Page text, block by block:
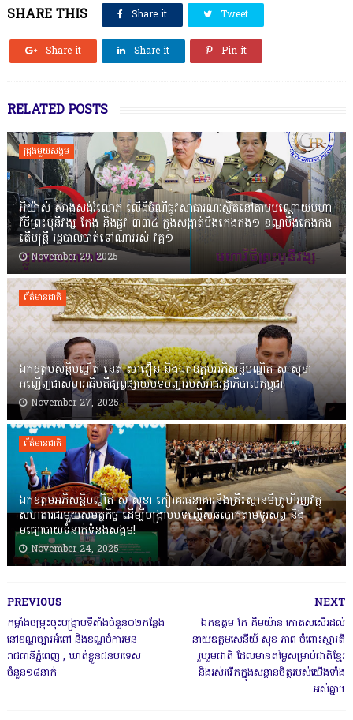
SHARE THIS Share it Tweet
Share it Share it Pin it
RELATED POSTS
ជ្រុងមួយសង្គម
អីយ៉ាស់ សាងសង់រំលោភ លើដីចំណីផ្លូវសាធារណៈស្ថិតនៅតាមបណ្ដោយមហា
វិថីព្រះមុនីវង្ស កែង និងផ្លូវ ៣៣៤ ក្នុងសង្កាត់បឹងកេងកង១ ខណ្ឌបឹងកេងកង
តើមន្ត្រី រដ្ឋបាលបាត់ទៅណាអស់ វគ្គ១
November 29, 2025
ព័ត៌មានជាតិ
ឯកឧត្តមសន្តិបណ្ឌិត នេត សាវឿន និងឯកឧត្តមអភិសន្តិបណ្ឌិត ស សុខា
អញ្ជើញជាសហអធិបតីផ្សព្វផ្សាយបទបញ្ជារបស់រាជរដ្ឋាភិបាលកម្ពុជា
November 27, 2025
ព័ត៌មានជាតិ
ឯកឧត្តមអភិសន្តិបណ្ឌិត ស សុខា កៀរគរធនាគារនិងគ្រឹះស្ថានមីក្រូហិរញ្ញវត្ថុ
សហការជាមួយសមត្ថកិច្ច ដើម្បីបង្ក្រាបបទល្មើសឆបោកតាមទូរសព្ទ និង
មធ្យោបាយទំនាក់ទំនងសង្គម!
November 24, 2025
NEXT
ឯកឧត្តម កែ គឹមយ៉ាន កោតសសើរដល់
នាយឧត្តមសេនីយ៍ សុខ ភាព ចំពោះស្មារតី
រួបរួមជាតិ ដែលមានតម្លៃសម្រាប់ជាតិខ្មែរ
និងរស់រវើកក្នុងសន្តានចិត្តរបស់យើងទាំង
អស់គ្នា។
PREVIOUS
កម្លាំងចម្រុះចុះបង្រ្កាបទីតាំងចំនួន០២កន្លែង
នៅខណ្ឌច្បារអំពៅ និងខណ្ឌចំការមន
រាជធានីភ្នំពេញ , ឃាត់ខ្លួនជនបរទេស
ចំនួន១៨នាក់